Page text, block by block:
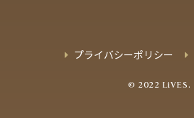
プライバシーポリシー
© 2022 LiVES.